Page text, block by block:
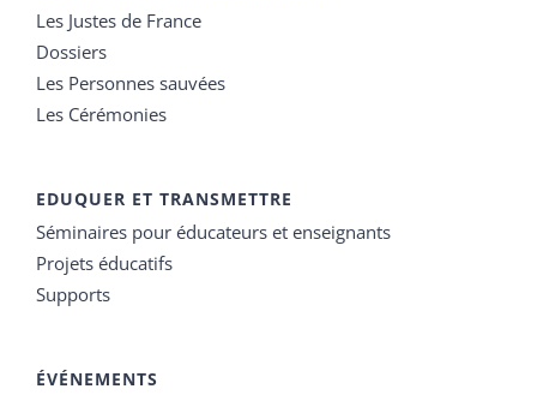
Les Justes de France
Dossiers
Les Personnes sauvées
Les Cérémonies
EDUQUER ET TRANSMETTRE
Séminaires pour éducateurs et enseignants
Projets éducatifs
Supports
ÉVÉNEMENTS